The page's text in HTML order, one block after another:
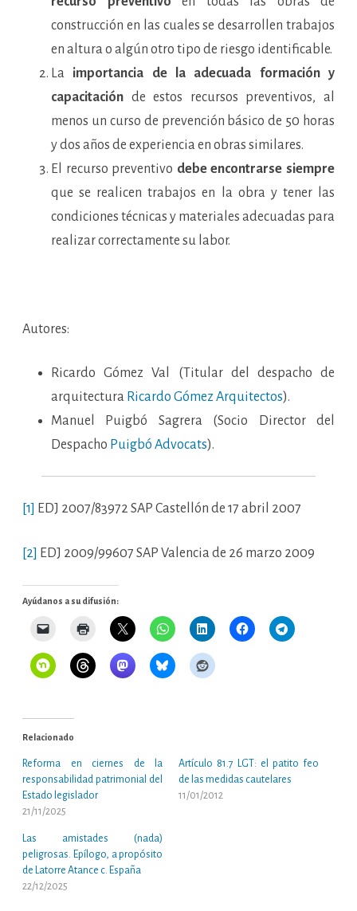
construcción en las cuales se desarrollen trabajos
en altura o algún otro tipo de riesgo identificable.
La importancia de la adecuada formación y
capacitación de estos recursos preventivos, al
menos un curso de prevención básico de 50 horas
y dos años de experiencia en obras similares.
El recurso preventivo debe encontrarse siempre
que se realicen trabajos en la obra y tener las
condiciones técnicas y materiales adecuadas para
realizar correctamente su labor.
Autores:
Ricardo Gómez Val (Titular del despacho de
arquitectura Ricardo Gómez Arquitectos).
Manuel Puigbó Sagrera (Socio Director del
Despacho Puigbó Advocats).
[1] EDJ 2007/83972 SAP Castellón de 17 abril 2007
[2] EDJ 2009/99607 SAP Valencia de 26 marzo 2009
Ayúdanos a su difusión:
Relacionado
Reforma en ciernes de la
responsabilidad patrimonial del
Estado legislador
21/11/2025
Artículo 81.7 LGT: el patito feo
de las medidas cautelares
11/01/2012
Las amistades (nada)
peligrosas. Epílogo, a propósito
de Latorre Atance c. España
22/12/2025